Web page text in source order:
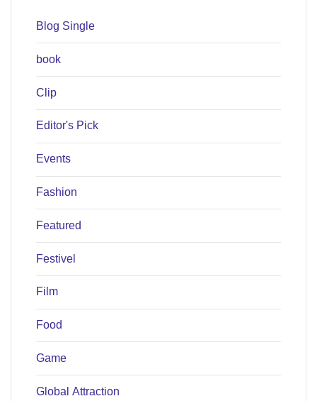
Blog Single
book
Clip
Editor's Pick
Events
Fashion
Featured
Festivel
Film
Food
Game
Global Attraction